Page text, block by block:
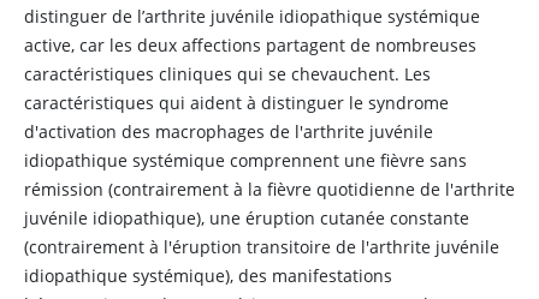
distinguer de l’arthrite juvénile idiopathique systémique
active, car les deux affections partagent de nombreuses
caractéristiques cliniques qui se chevauchent. Les
caractéristiques qui aident à distinguer le syndrome
d'activation des macrophages de l'arthrite juvénile
idiopathique systémique comprennent une fièvre sans
rémission (contrairement à la fièvre quotidienne de l'arthrite
juvénile idiopathique), une éruption cutanée constante
(contrairement à l'éruption transitoire de l'arthrite juvénile
idiopathique systémique), des manifestations